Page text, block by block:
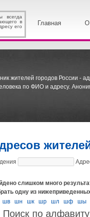
всегда
в
его
Главная О
жителей городов России -
по ФИО и адресу.
слишком много
одну из
шв шн шк шр шл шф шы
Поиск по алфавиту